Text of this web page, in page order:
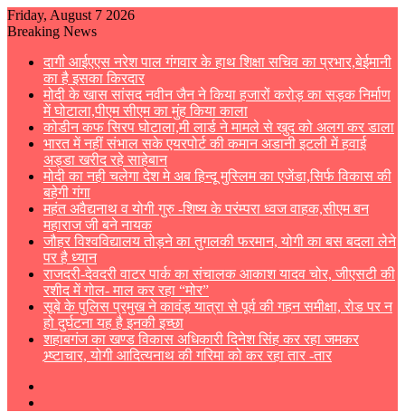
Friday, August 7 2026
Breaking News
दागी आईएएस नरेश पाल गंगवार के हाथ शिक्षा सचिव का प्रभार,बेईमानी
का है इसका किरदार
मोदी के खास सांसद नवीन जैन ने किया हजारों करोड़ का सड़क निर्माण
में घोटाला,पीएम सीएम का मुंह किया काला
कोडीन कफ सिरप घोटाला,मी लार्ड ने मामले से खुद को अलग कर डाला
भारत में नहीं संभाल सके एयरपोर्ट की कमान अडानी इटली में हवाई
अड्डा खरीद रहे साहेबान
मोदी का नही चलेगा देश मे अब हिन्दू मुस्लिम का एजेंडा,सिर्फ विकास की
बहेगी गंगा
महंत अवैद्यनाथ व योगी गुरु -शिष्य के परंम्परा ध्वज वाहक,सीएम बन
महाराज जी बने नायक
जौहर विश्वविद्यालय तोड़ने का तुगलकी फरमान, योगी का बस बदला लेने
पर है ध्यान
राजदरी-देवदरी वाटर पार्क का संचालक आकाश यादव चोर, जीएसटी की
रशीद में गोल- माल कर रहा “मोर”
सूबे के पुलिस प्रमुख ने कावंड़ यात्रा से पूर्व की गहन समीक्षा, रोड पर न
हो दुर्घटना यह है इनकी इच्छा
शहाबगंज का खण्ड विकास अधिकारी दिनेश सिंह कर रहा जमकर
भ्र्ष्टाचार, योगी आदित्यनाथ की गरिमा को कर रहा तार -तार